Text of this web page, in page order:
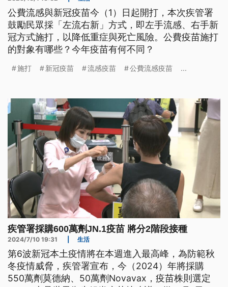
公費流感與新冠疫苗今（1）日起開打，本次疾管署
鼓勵民眾採「左流右新」方式，即左手流感、右手新
冠方式施打，以降低重症與死亡風險。公費疫苗施打
的對象有哪些？今年疫苗有何不同？
施打 新冠疫苗 流感疫苗 公費流感疫苗 ...
疾管署採購600萬劑JN.1疫苗 將分2階段接種
2024/7/10 19:31 生活
第6波新冠本土疫情將在本週進入最高峰，為防範秋
冬疫情威脅，疾管署宣布，今（2024）年將採購
550萬劑莫德納、50萬劑Novavax，疫苗株則選定